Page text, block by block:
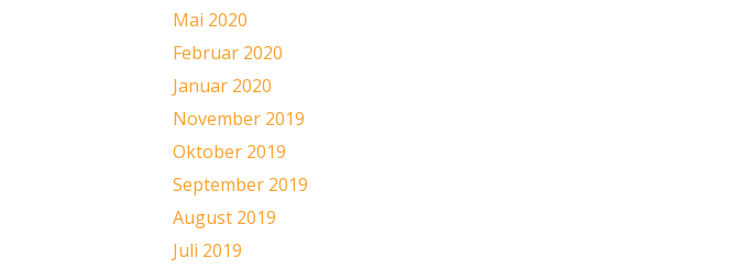
Mai 2020
Februar 2020
Januar 2020
November 2019
Oktober 2019
September 2019
August 2019
Juli 2019